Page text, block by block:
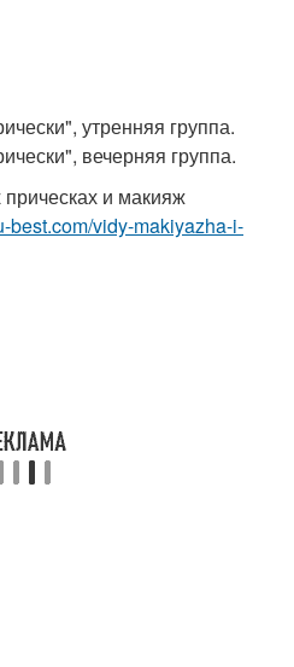
утренняя группа.
вечерняя группа.
и макияж
best.com/vidy-makiyazha-i-